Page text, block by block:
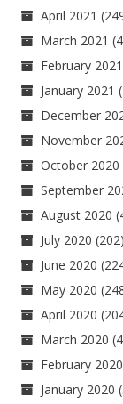
April 2021
March 2021
February 2021
January 2021
December
November
October 2020
September
August 2020
July 2020 (202)
June 2020
May 2020
April 2020
March 2020
February 2020
January 2020